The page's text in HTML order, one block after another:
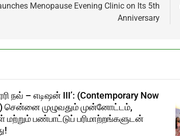
Menopause Evening Clinic on Its 5th
Anniversary
நவ் – எடிஷன் III’: (Contemporary Now
சென்னை முழுவதும் முன்னோட்டம்,
மற்றும் பண்பாட்டுப் பரிமாற்றங்களுடன்